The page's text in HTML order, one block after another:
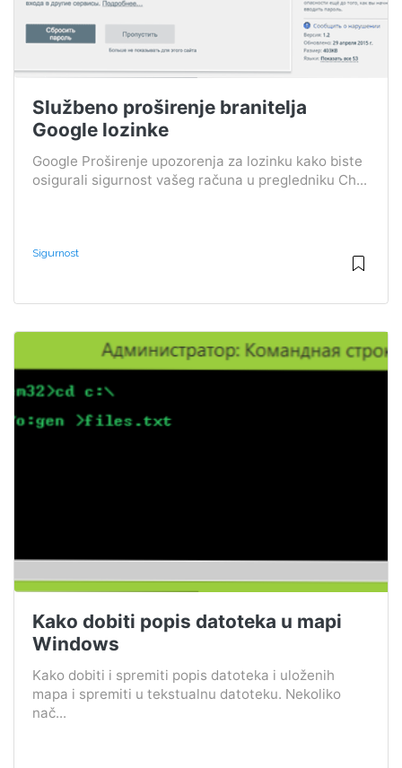
Službeno proširenje branitelja
Google lozinke
Google Proširenje upozorenja za lozinku kako biste
osigurali sigurnost vašeg računa u pregledniku Ch...
Sigurnost
Kako dobiti popis datoteka u mapi
Windows
Kako dobiti i spremiti popis datoteka i uloženih
mapa i spremiti u tekstualnu datoteku. Nekoliko
nač...